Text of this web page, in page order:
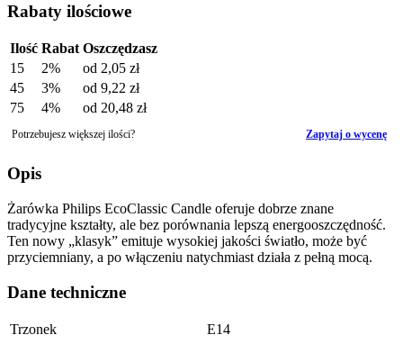
Rabaty ilościowe
Ilość Rabat Oszczędzasz
15
2% od 2,05 zł
45
3% od 9,22 zł
75
4% od 20,48 zł
Potrzebujesz większej ilości? Zapytaj o wycenę
Opis
Żarówka Philips EcoClassic Candle oferuje dobrze znane
tradycyjne kształty, ale bez porównania lepszą energooszczędność.
Ten nowy „klasyk” emituje wysokiej jakości światło, może być
przyciemniany, a po włączeniu natychmiast działa z pełną mocą.
Dane techniczne
Trzonek
E14